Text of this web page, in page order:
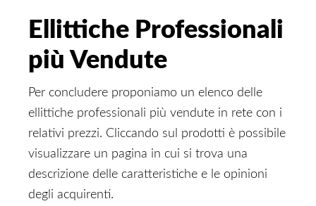
Ellittiche Professionali
più Vendute
Per concludere proponiamo un elenco delle
ellittiche professionali più vendute in rete con i
relativi prezzi. Cliccando sul prodotti è possibile
visualizzare un pagina in cui si trova una
descrizione delle caratteristiche e le opinioni
degli acquirenti.